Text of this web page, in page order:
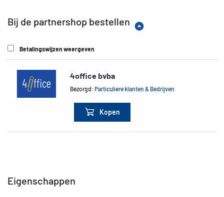
Bij de partnershop bestellen
Betalingswijzen weergeven
4office bvba
Bezorgd:Particuliere klanten & Bedrijven
Kopen
Eigenschappen